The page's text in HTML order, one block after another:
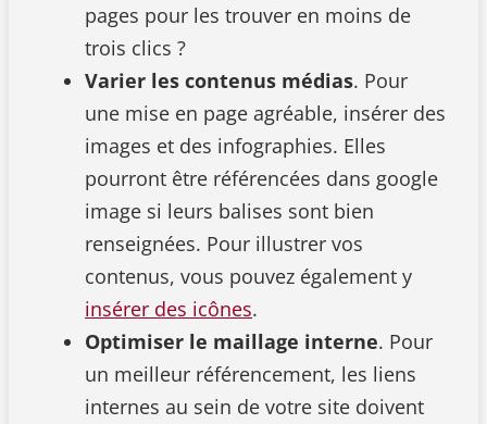
pages pour les trouver en moins de
trois clics ?
Varier les contenus médias. Pour
une mise en page agréable, insérer des
images et des infographies. Elles
pourront être référencées dans google
image si leurs balises sont bien
renseignées. Pour illustrer vos
contenus, vous pouvez également y
insérer des icônes.
Optimiser le maillage interne. Pour
un meilleur référencement, les liens
internes au sein de votre site doivent